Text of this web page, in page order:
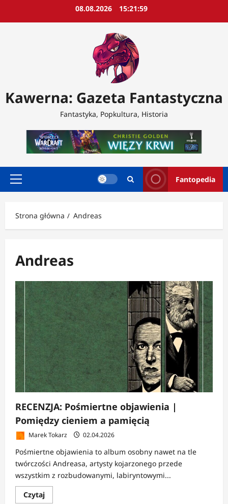
08.08.2026 15:22:01
Kawerna: Gazeta Fantastyczna
Fantastyka, Popkultura, Historia
Menu
Fantopedia
Strona główna Andreas
Andreas
RECENZJA: Pośmiertne objawienia |
Pomiędzy cieniem a pamięcią
Marek Tokarz 02.04.2026
Pośmiertne objawienia to album osobny nawet na tle
twórczości Andreasa, artysty kojarzonego przede
wszystkim z rozbudowanymi, labiryntowymi...
CzytajDowiedz
się